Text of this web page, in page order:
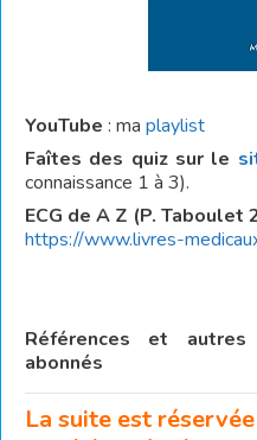
YouTube : ma playlist
Faîtes des quiz sur le
connaissance 1 à 3).
ECG de A Z (P. Taboulet
https://www.livres-
Références et
abonnés
La suite est